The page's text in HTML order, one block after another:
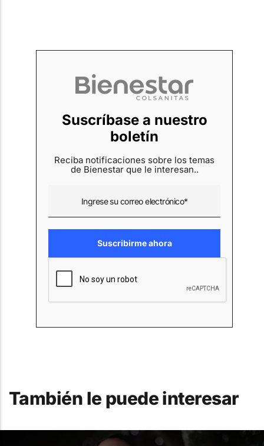
Suscríbase a nuestro
boletín
Reciba notificaciones sobre los temas
de Bienestar que le interesan..
También le puede interesar